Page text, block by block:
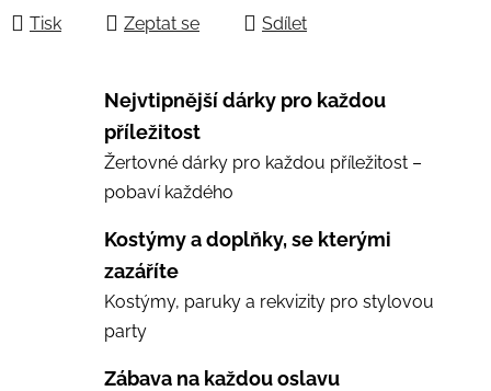
Tisk Zeptat se Sdílet
Nejvtipnější dárky pro každou
příležitost
Žertovné dárky pro každou příležitost –
pobaví každého
Kostýmy a doplňky, se kterými
zazáříte
Kostýmy, paruky a rekvizity pro stylovou
party
Zábava na každou oslavu